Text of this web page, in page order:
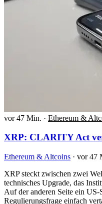
vor 47 Min. · Ethereum &
XRP: CLARITY Act
Ethereum & Altcoins · vor 47
XRP steckt zwischen zwei
technisches Upgrade, das
Auf der anderen Seite ein US-
Regulierungsfrage einfach